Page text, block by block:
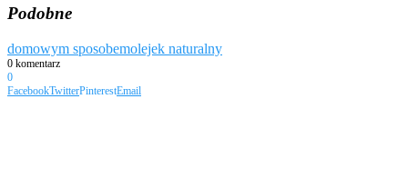
Podobne
domowym sposobemolejek naturalny
0 komentarz
0
FacebookTwitterPinterestEmail